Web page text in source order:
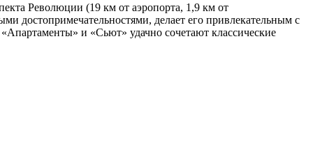
Революции (19 км от аэропорта, 1,9 км от
достопримечательностями, делает его привлекательным с
и «Сьют» удачно сочетают классические